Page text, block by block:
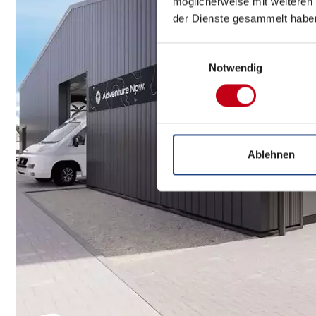
der Dienste gesammelt
Notwendig
Ablehnen